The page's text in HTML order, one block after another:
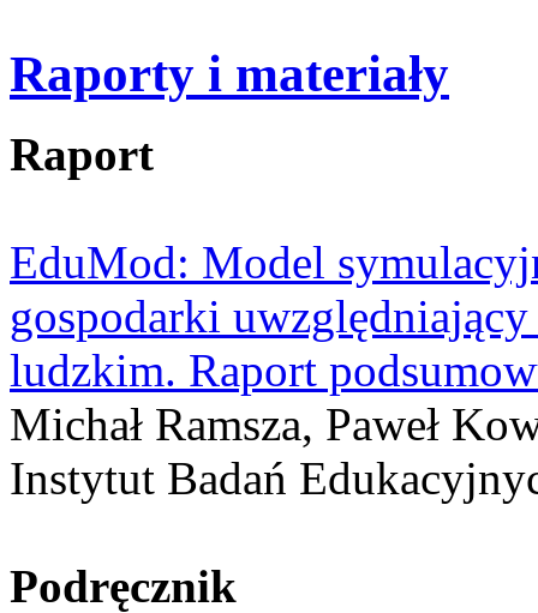
Raporty i materiały
Raport
EduMod: Model
gospodarki
ludzkim. Raport
Michał Ramsza, Paweł
Instytut Badań
Podręcznik